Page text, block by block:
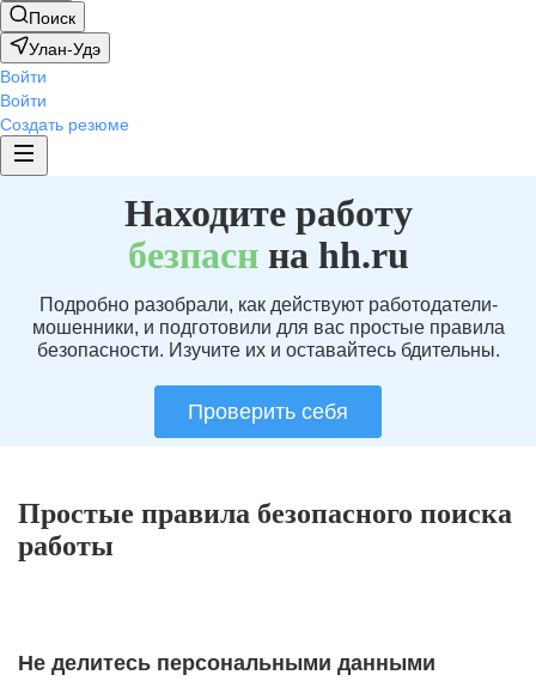
Поиск
Улан-Удэ
Войти
Войти
Создать резюме
Находите работу
безпаснна hh.ru
Подробно разобрали, как действуют работодатели-
мошенники, и подготовили для вас простые правила
безопасности. Изучите их и оставайтесь бдительны.
Проверить себя
Простые правила безопасного поиска
работы
Не делитесь персональными данными